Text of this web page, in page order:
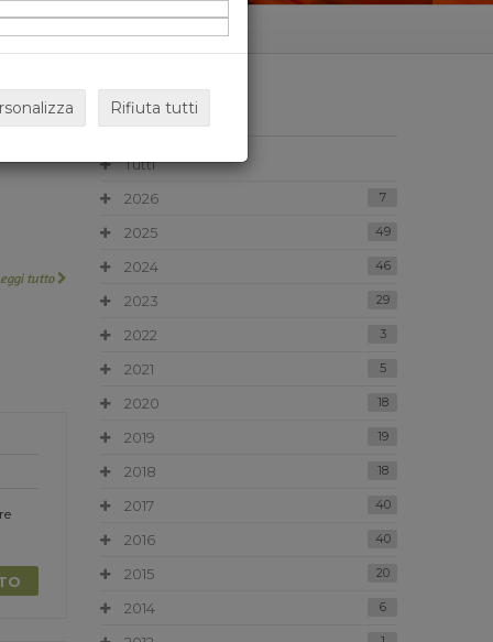
tutto
ARCHIVIO
Tutti
2026
7
2025 49
2024 46
2023 29
2022 3
2021 5
2020 18
2019 19
2018 18
2017 40
2016 40
2015 20
2014 6
Rifiuta tutti